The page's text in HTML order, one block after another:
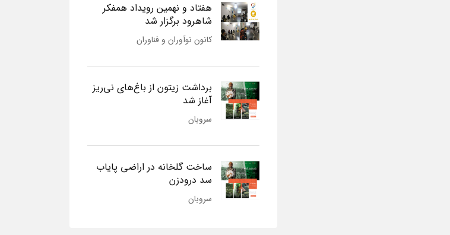
هفتاد و نهمین رویداد همفکر
شاهرود برگزار شد
کانون نوآوران و فناوران
برداشت زیتون از باغ‌های نی‌ریز
آغاز شد
سروبان
ساخت گلخانه در اراضی پایاب
سد درودزن
سروبان